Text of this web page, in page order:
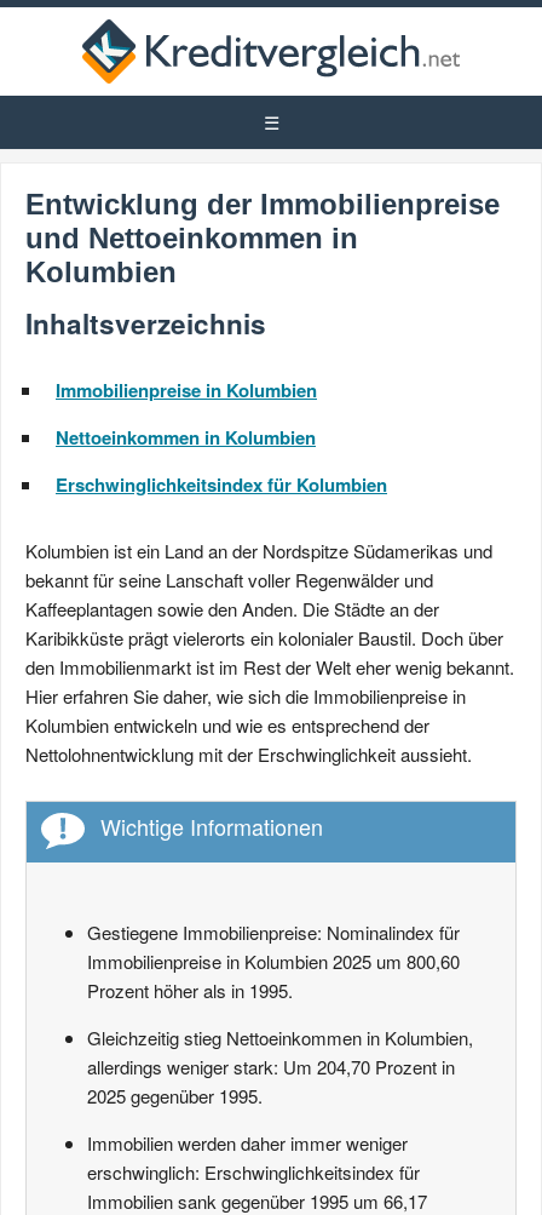
Entwicklung der Immobilienpreise
und Nettoeinkommen in
Kolumbien
Inhaltsverzeichnis
Immobilienpreise in Kolumbien
Nettoeinkommen in Kolumbien
Erschwinglichkeitsindex für Kolumbien
Kolumbien ist ein Land an der Nordspitze Südamerikas und
bekannt für seine Lanschaft voller Regenwälder und
Kaffeeplantagen sowie den Anden. Die Städte an der
Karibikküste prägt vielerorts ein kolonialer Baustil. Doch über
den Immobilienmarkt ist im Rest der Welt eher wenig bekannt.
Hier erfahren Sie daher, wie sich die Immobilienpreise in
Kolumbien entwickeln und wie es entsprechend der
Nettolohnentwicklung mit der Erschwinglichkeit aussieht.
Wichtige Informationen
Gestiegene Immobilienpreise: Nominalindex für
Immobilienpreise in Kolumbien 2025 um 800,60
Prozent höher als in 1995.
Gleichzeitig stieg Nettoeinkommen in Kolumbien,
allerdings weniger stark: Um 204,70 Prozent in
2025 gegenüber 1995.
Immobilien werden daher immer weniger
erschwinglich: Erschwinglichkeitsindex für
Immobilien sank gegenüber 1995 um 66,17